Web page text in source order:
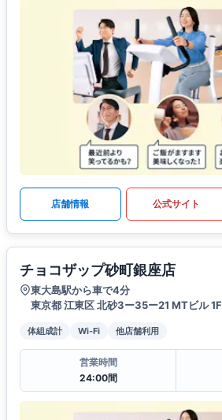
店舗情報 公式サイト
チョコザップ砂町銀座店
東大島駅から車で4分
東京都 江東区 北砂3ー35ー21 MTビル 1F
体組成計 Wi-Fi 他店舗利用
営業時間
24:00間